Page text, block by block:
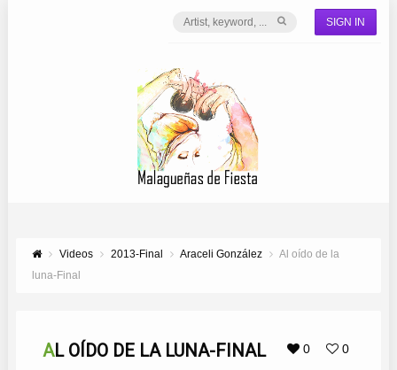
SIGN IN
Videos 2013-Final Araceli González
Al oído de la
luna-Final
0 0
AL OÍDO DE LA LUNA-FINAL